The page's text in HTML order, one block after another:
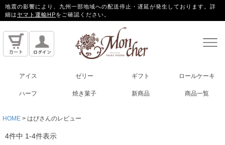
地震の影響により、九州一部地域への配送停止・遅延が発生しております。詳
細はヤマト運輸HPをご確認ください。
アイス ゼリー ギフト ロールケーキ
ハーフ 焼き菓子 新商品 商品一覧
HOME はぴさんのレビュー
4件中 1-4件表示